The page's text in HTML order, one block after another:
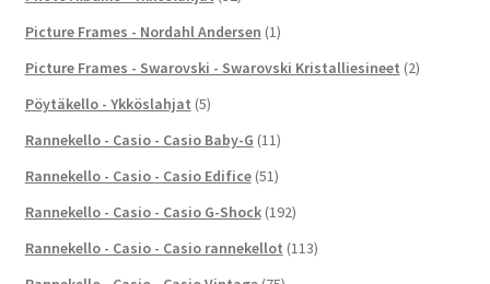
Picture Frames - Nordahl Andersen (1)
Picture Frames - Swarovski - Swarovski Kristalliesineet (2)
Pöytäkello - Ykköslahjat (5)
Rannekello - Casio - Casio Baby-G (11)
Rannekello - Casio - Casio Edifice (51)
Rannekello - Casio - Casio G-Shock (192)
Rannekello - Casio - Casio rannekellot (113)